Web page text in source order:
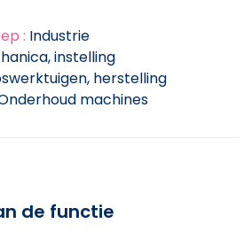
: Industrie
instelling
herstelling
machines
de functie